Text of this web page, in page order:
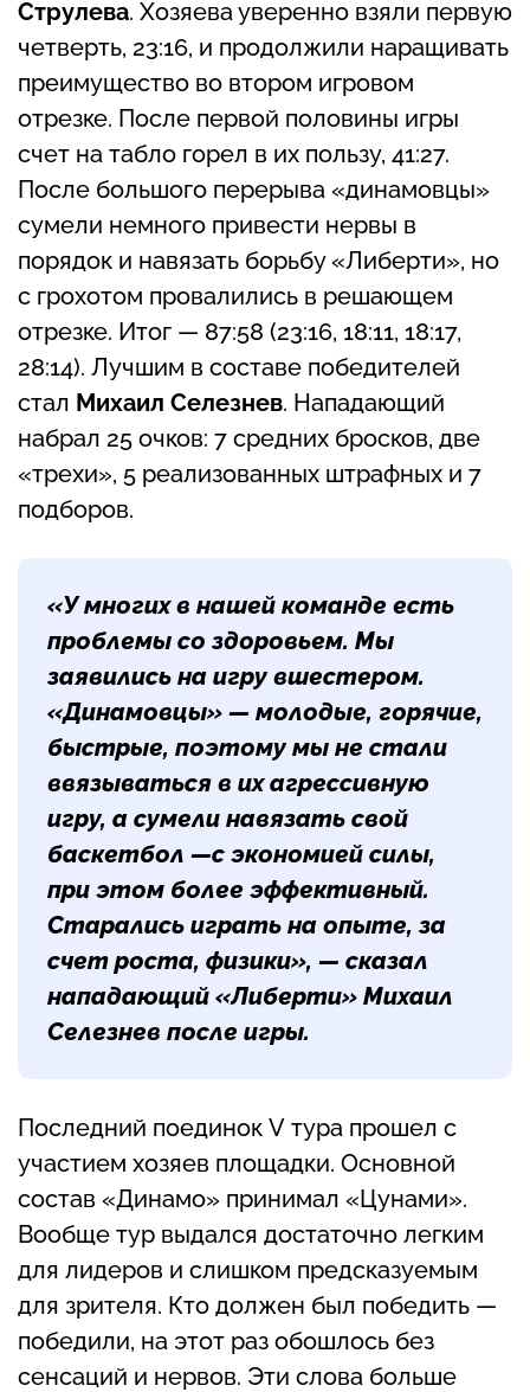
Струлева. Хозяева уверенно взяли первую
четверть, 23:16, и продолжили наращивать
преимущество во втором игровом
отрезке. После первой половины игры
счет на табло горел в их пользу, 41:27.
После большого перерыва «динамовцы»
сумели немного привести нервы в
порядок и навязать борьбу «Либерти», но
с грохотом провалились в решающем
отрезке. Итог — 87:58 (23:16, 18:11, 18:17,
28:14). Лучшим в составе победителей
стал Михаил Селезнев. Нападающий
набрал 25 очков: 7 средних бросков, две
«трехи», 5 реализованных штрафных и 7
подборов.
«У многих в нашей команде есть
проблемы со здоровьем. Мы
заявились на игру вшестером.
«Динамовцы» — молодые, горячие,
быстрые, поэтому мы не стали
ввязываться в их агрессивную
игру, а сумели навязать свой
баскетбол —с экономией силы,
при этом более эффективный.
Старались играть на опыте, за
счет роста, физики», — сказал
нападающий «Либерти» Михаил
Селезнев после игры.
Последний поединок V тура прошел с
участием хозяев площадки. Основной
состав «Динамо» принимал «Цунами».
Вообще тур выдался достаточно легким
для лидеров и слишком предсказуемым
для зрителя. Кто должен был победить —
победили, на этот раз обошлось без
сенсаций и нервов. Эти слова больше